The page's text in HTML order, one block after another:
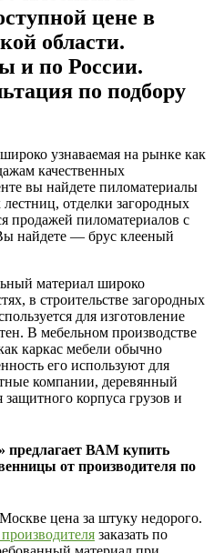
цене в
области.
и по России.
по подбору
узнаваемая на рынке как
качественных
вы найдете пиломатериалы
отделки загородных
продажей пиломатериалов с
найдете — брус клееный
материал широко
в строительстве загородных
для изготовление
В мебельном производстве
каркас мебели обычно
его используют для
компании, деревянный
корпуса грузов и
предлагает ВАМ купить
от производителя по
цена за штуку недорого.
заказать по